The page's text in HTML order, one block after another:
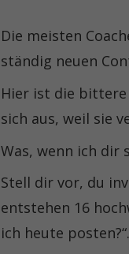
Die meisten
ständig neuen
Hier ist die
sich aus, weil sie
Was, wenn ich dir
Stell dir vor, du
entstehen 16
ich heute